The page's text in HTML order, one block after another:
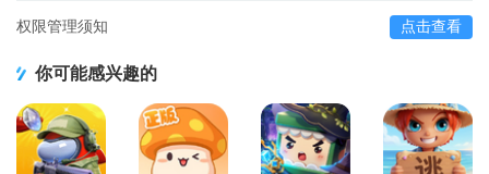
权限管理须知 点击查看
你可能感兴趣的